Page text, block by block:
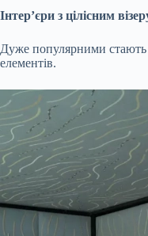
Інтер’єри з цілісним
Дуже популярними стають
елементів.